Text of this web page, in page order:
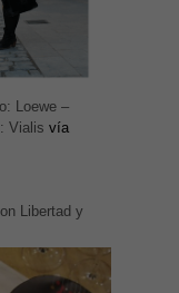
Loewe –
Vialis vía
Libertad y